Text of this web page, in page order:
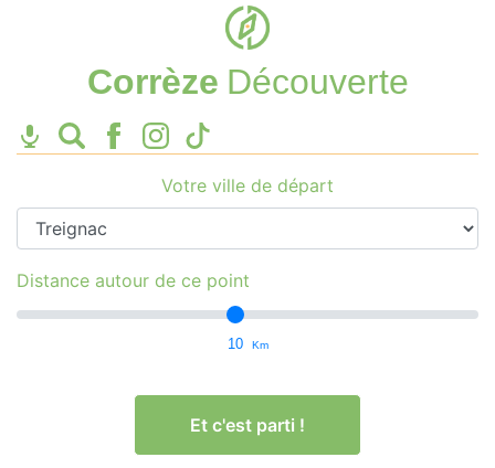
Corrèze Découverte
Votre ville de départ
Distance autour de ce point
10 Km
Et c'est parti !